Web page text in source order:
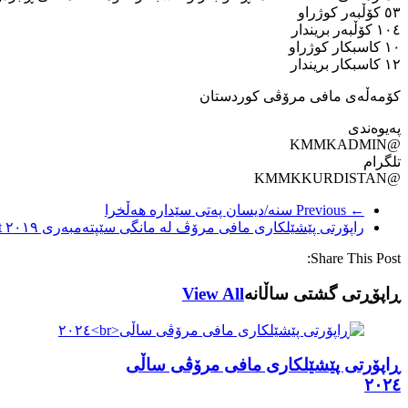
٥۳ کۆڵبەر کوژراو
۱۰٤ کۆڵبەر بریندار
۱۰ کاسبکار کوژراو
۱۲ کاسبکار بریندار
کۆمەڵەی مافی مرۆڤی کوردستان
پەیوەندی
@KMMKADMIN
تلگرام
@KMMKKURDISTAN
← Previous
سنە/دیسان پەتی سێدارە هەڵخرا
راپۆرتی پێشێلكاری مافی مرۆڤ له‌ مانگی سێپتەمبەری ٢٠١٩
Share This Post:
ڕاپۆڕتی گشتی ساڵانهView All
ڕاپۆرتی پێشێلکاری مافی مرۆڤی ساڵی
٢٠٢٤